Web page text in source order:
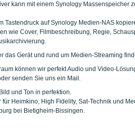
kann mit einem Synology Massenspeicher
Tastendruck auf Synology Medien-NAS
wie Cover, Filmbeschreibung, Regie,
das Gerät und rund um Medien-Streaming
können wir perfekt Audio und Video-
senden Sie uns ein Mail.
und Ton in perfektion.
für Heimkino, High Fidelity, Sat-Technik und
bei Bietigheim-Bissingen.